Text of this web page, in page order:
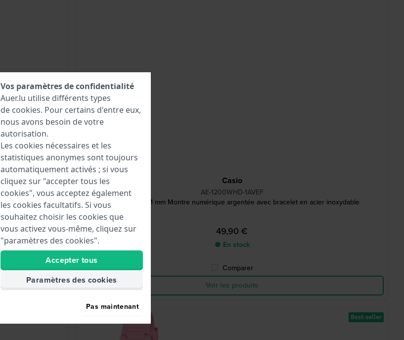
Casio
AE-1200WHD-1AVEF
World Time 42.1 mm Montre numérique argentée avec bracelet en acier inoxydable
49,90 €
● En stock
Comparer
Voir les produits
Best-seller
Vos paramètres de confidentialité
Auer.lu utilise différents types
de cookies. Pour certains d'entre eux,
nous avons besoin de votre
autorisation.
Les cookies nécessaires et les
statistiques anonymes sont toujours
automatiquement activés ; si vous
cliquez sur "accepter tous les
cookies", vous acceptez également
les cookies facultatifs. Si vous
souhaitez choisir les cookies que
vous activez vous-même, cliquez sur
"paramètres des cookies".
Accepter tous
Paramètres des cookies
Pas maintenant